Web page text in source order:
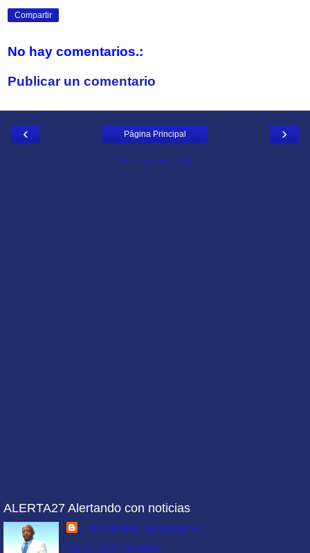
Compartir
No hay comentarios.:
Publicar un comentario
‹ ›
Página Principal
Ver la versión web
ALERTA27 Alertando con noticias
LUIS ANIBAL MEDRANO S.
Ver mi perfil completo